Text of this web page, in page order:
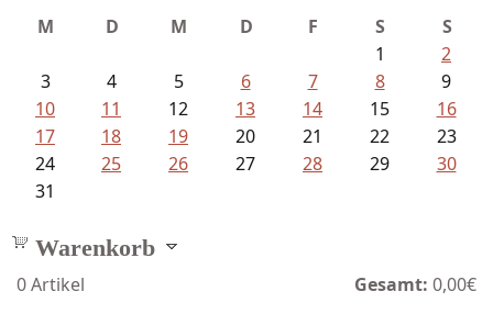
M D M D F S
S
1
2
3
4 5 6 7 8
9
10
11 12 13 14 15
16
17
18 19 20 21 22
23
24
25 26 27 28 29
30
31
Warenkorb
0Artikel Gesamt: 0,00€